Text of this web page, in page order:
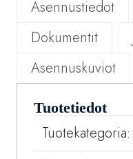
Asennustiedot
Dokumentit
Asennuskuviot
Tuotetiedot
Tuotekategoria: